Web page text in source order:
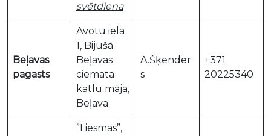
svētdiena
Beļavas
pagasts
Avotu iela
1, Bijušā
Beļavas
ciemata
katlu māja,
Beļava
A.Šķender
s
+371
20225340
”Liesmas”,